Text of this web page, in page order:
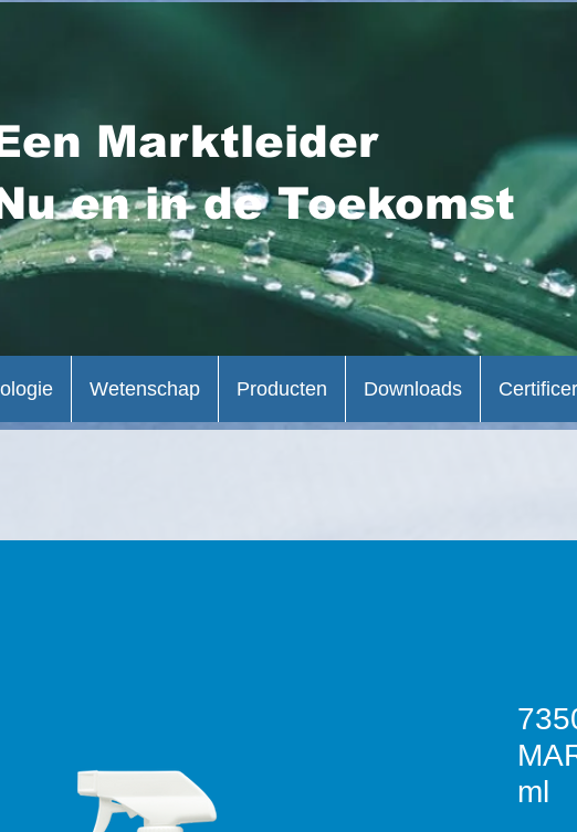
Marktleider
en in de Toekomst
ml
Wetenschap Producten Downloads